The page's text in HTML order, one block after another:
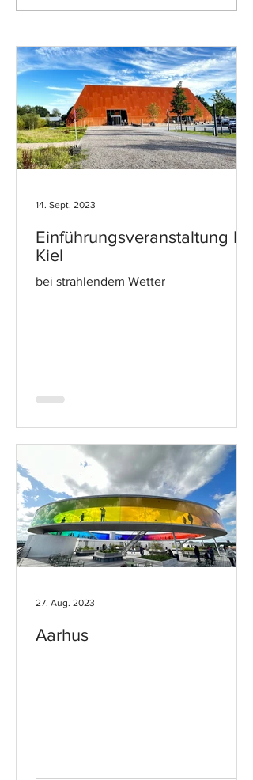
Einführungsveranstaltung FH
Kiel
bei strahlendem Wetter
14. Sept. 2023
Aarhus
27. Aug. 2023